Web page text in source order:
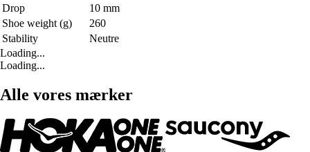
Drop
10 mm
Shoe weight (g)
260
Stability
Neutre
Loading...
Loading...
Alle vores mærker